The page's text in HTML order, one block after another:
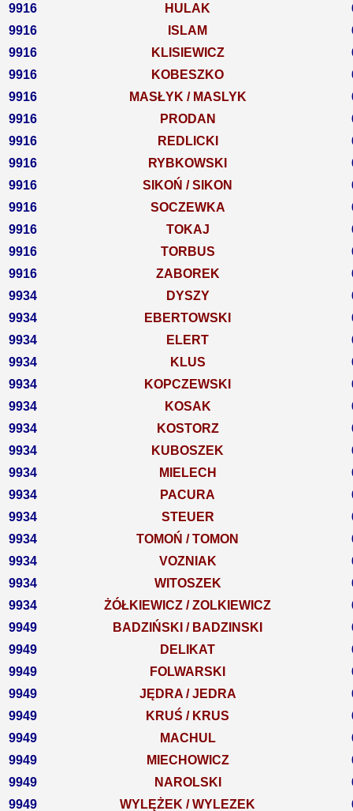
9916
HULAK
9916
ISLAM
9916
KLISIEWICZ
9916
KOBESZKO
9916
MASŁYK / MASLYK
9916
PRODAN
9916
REDLICKI
9916
RYBKOWSKI
9916
SIKOŃ / SIKON
9916
SOCZEWKA
9916
TOKAJ
9916
TORBUS
9916
ZABOREK
9934
DYSZY
9934
EBERTOWSKI
9934
ELERT
9934
KLUS
9934
KOPCZEWSKI
9934
KOSAK
9934
KOSTORZ
9934
KUBOSZEK
9934
MIELECH
9934
PACURA
9934
STEUER
9934
TOMOŃ / TOMON
9934
VOZNIAK
9934
WITOSZEK
9934
ŻÓŁKIEWICZ / ZOLKIEWICZ
9949
BADZIŃSKI / BADZINSKI
9949
DELIKAT
9949
FOLWARSKI
9949
JĘDRA / JEDRA
9949
KRUŚ / KRUS
9949
MACHUL
9949
MIECHOWICZ
9949
NAROLSKI
9949
WYLĘŻEK / WYLEZEK